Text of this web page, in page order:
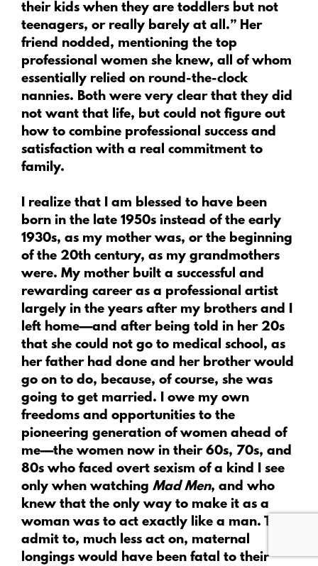
their kids when they are toddlers but not
teenagers, or really barely at all.” Her
friend nodded, mentioning the top
professional women she knew, all of whom
essentially relied on round-the-clock
nannies. Both were very clear that they did
not want that life, but could not figure out
how to combine professional success and
satisfaction with a real commitment to
family.
I realize that I am blessed to have been
born in the late 1950s instead of the early
1930s, as my mother was, or the beginning
of the 20th century, as my grandmothers
were. My mother built a successful and
rewarding career as a professional artist
largely in the years after my brothers and I
left home—and after being told in her 20s
that she could not go to medical school, as
her father had done and her brother would
go on to do, because, of course, she was
going to get married. I owe my own
freedoms and opportunities to the
pioneering generation of women ahead of
me—the women now in their 60s, 70s, and
80s who faced overt sexism of a kind I see
only when watching Mad Men, and who
knew that the only way to make it as a
woman was to act exactly like a man. To
admit to, much less act on, maternal
longings would have been fatal to their